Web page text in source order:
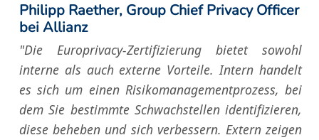
Philipp Raether, Group Chief Privacy Officer
bei Allianz
"Die Europrivacy-Zertifizierung bietet sowohl
interne als auch externe Vorteile. Intern handelt
es sich um einen Risikomanagementprozess, bei
dem Sie bestimmte Schwachstellen identifizieren,
diese beheben und sich verbessern. Extern zeigen